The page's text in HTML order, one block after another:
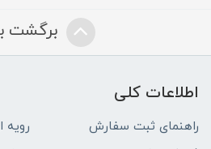
برگشت
اطلاعات کلی
راهنمای ثبت سفارش